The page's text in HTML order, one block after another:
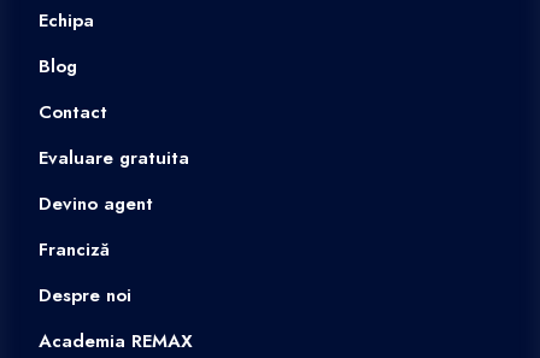
Echipa
Blog
Contact
Evaluare gratuita
Devino agent
Franciză
Despre noi
Academia REMAX